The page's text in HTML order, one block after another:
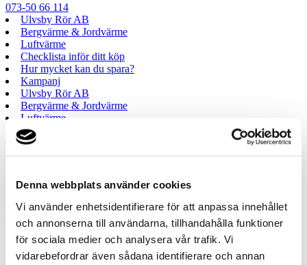
Denna webbplats använder cookies
Vi använder enhetsidentifierare för att anpassa innehållet
och annonserna till användarna, tillhandahålla funktioner
för sociala medier och analysera vår trafik. Vi
vidarebefordrar även sådana identifierare och annan
073-50 66 114
Ulvsby Rör AB
Bergvärme & Jordvärme
Luftvärme
Checklista inför ditt köp
Hur mycket kan du spara?
Kampanj
Ulvsby Rör AB
Bergvärme & Jordvärme
Luftvärme
Checklista inför ditt köp
Hur mycket kan du spara?
Kampanj
Begär offert
Kontakta mig
Boka hembesök
Prata med en expert